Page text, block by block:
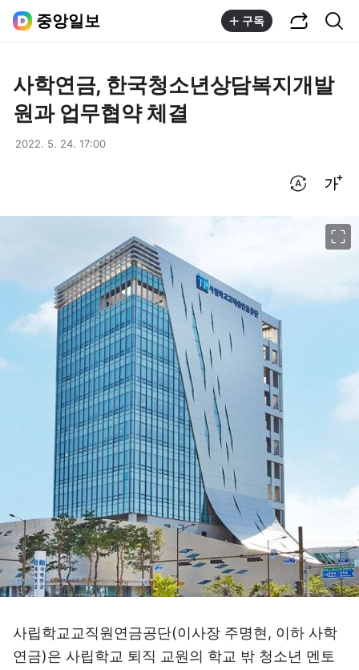
중앙일보 구독
사학연금, 한국청소년상담복지개발
원과 업무협약 체결
2022. 5. 24. 17:00
사립학교교직원연금공단(이사장 주명현, 이하 사학
연금)은 사립학교 퇴직 교원의 학교 밖 청소년 멘토